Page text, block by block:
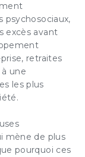
psychosociaux,
excès avant
retraites
une
les plus
mène de plus
pourquoi ces
à l’action